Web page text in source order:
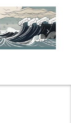
Die Evolution
der
Bauzinsen: Ein
Blick in die